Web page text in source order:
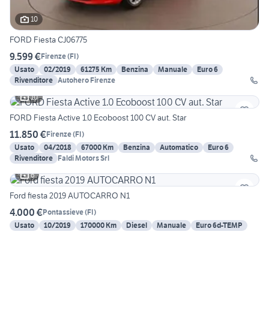
10
FORD Fiesta CJ06775
9.599 €Firenze(FI)
Usato
02/2019 61275 Km Benzina Manuale
Euro 6
Rivenditore Autohero Firenze
10
FORD Fiesta Active 1.0 Ecoboost 100 CV aut. Star
11.850 €Firenze(FI)
Usato
04/2018 67000 Km Benzina Automatico
Euro 6
Rivenditore Faldi Motors Srl
6
Ford fiesta 2019 AUTOCARRO N1
4.000 €Pontassieve(FI)
Usato
10/2019 170000 Km Diesel Manuale Euro 6d-TEMP